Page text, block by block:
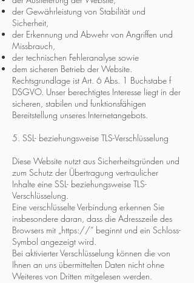
der Gewährleistung von Stabilität und
Sicherheit,
der Erkennung und Abwehr von Angriffen und
Missbrauch,
der technischen Fehleranalyse sowie
dem sicheren Betrieb der Website.
Rechtsgrundlage ist Art. 6 Abs. 1 Buchstabe f
DSGVO. Unser berechtigtes Interesse liegt in der
sicheren, stabilen und funktionsfähigen
Bereitstellung unseres Internetangebots.
5. SSL- beziehungsweise TLS-Verschlüsselung
Diese Website nutzt aus Sicherheitsgründen und
zum Schutz der Übertragung vertraulicher
Inhalte eine SSL- beziehungsweise TLS-
Verschlüsselung.
Eine verschlüsselte Verbindung erkennen Sie
insbesondere daran, dass die Adresszeile des
Browsers mit „https://“ beginnt und ein Schloss-
Symbol angezeigt wird.
Bei aktivierter Verschlüsselung können die von
Ihnen an uns übermittelten Daten nicht ohne
Weiteres von Dritten mitgelesen werden.